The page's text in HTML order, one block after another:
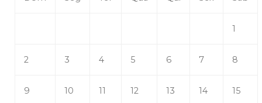
1
2 3 4 5 6 7 8
9 10 11 12 13 14 15